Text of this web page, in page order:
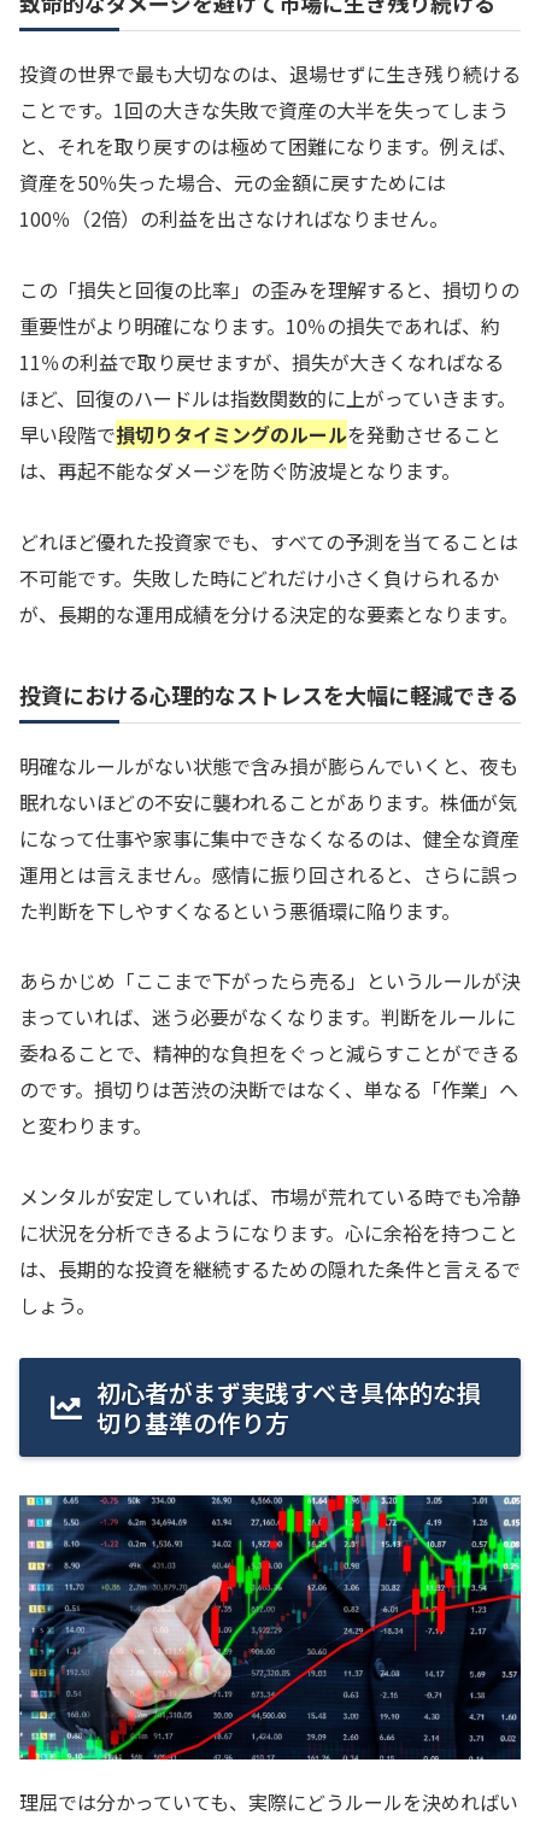
投資の世界で最も大切なのは、退場せずに生き残り続ける
ことです。1回の大きな失敗で資産の大半を失ってしまう
と、それを取り戻すのは極めて困難になります。例えば、
資産を50％失った場合、元の金額に戻すためには
100％（2倍）の利益を出さなければなりません。
この「損失と回復の比率」の歪みを理解すると、損切りの
重要性がより明確になります。10％の損失であれば、約
11％の利益で取り戻せますが、損失が大きくなればなる
ほど、回復のハードルは指数関数的に上がっていきます。
早い段階で損切りタイミングのルールを発動させること
は、再起不能なダメージを防ぐ防波堤となります。
どれほど優れた投資家でも、すべての予測を当てることは
不可能です。失敗した時にどれだけ小さく負けられるか
が、長期的な運用成績を分ける決定的な要素となります。
投資における心理的なストレスを大幅に軽減できる
明確なルールがない状態で含み損が膨らんでいくと、夜も
眠れないほどの不安に襲われることがあります。株価が気
になって仕事や家事に集中できなくなるのは、健全な資産
運用とは言えません。感情に振り回されると、さらに誤っ
た判断を下しやすくなるという悪循環に陥ります。
あらかじめ「ここまで下がったら売る」というルールが決
まっていれば、迷う必要がなくなります。判断をルールに
委ねることで、精神的な負担をぐっと減らすことができる
のです。損切りは苦渋の決断ではなく、単なる「作業」へ
と変わります。
メンタルが安定していれば、市場が荒れている時でも冷静
に状況を分析できるようになります。心に余裕を持つこと
は、長期的な投資を継続するための隠れた条件と言えるで
しょう。
初心者がまず実践すべき具体的な損
切り基準の作り方
理屈では分かっていても、実際にどうルールを決めればい